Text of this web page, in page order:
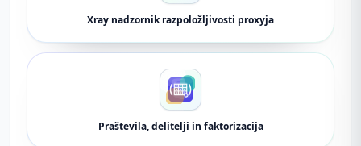
Xray nadzornik razpoložljivosti proxyja
Praštevila, delitelji in faktorizacija